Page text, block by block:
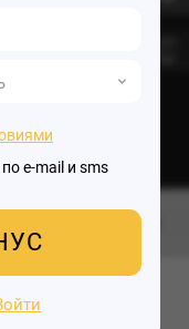
e-mail и sms